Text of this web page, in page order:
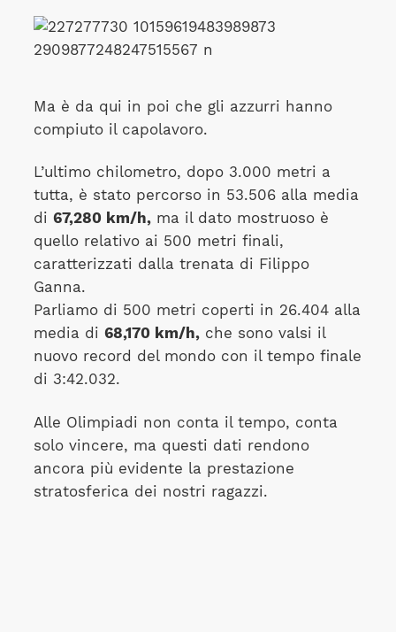
Ma è da qui in poi che gli azzurri hanno
compiuto il capolavoro.
L’ultimo chilometro, dopo 3.000 metri a
tutta, è stato percorso in 53.506 alla media
di 67,280 km/h,ma il dato mostruoso è
quello relativo ai 500 metri finali,
caratterizzati dalla trenata di Filippo
Ganna.
Parliamo di 500 metri coperti in 26.404 alla
media di 68,170 km/h,che sono valsi il
nuovo record del mondo con il tempo finale
di 3:42.032.
Alle Olimpiadi non conta il tempo, conta
solo vincere, ma questi dati rendono
ancora più evidente la prestazione
stratosferica dei nostri ragazzi.